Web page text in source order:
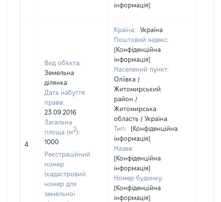
інформація]
4
Вид об'єкта:
Земельна
ділянка
Дата набуття
права:
23.09.2016
Загальна
площа (м2):
1000
Реєстраційний
номер
(кадастровий
номер для
земельної
Країна:
Україна
Поштовий індекс:
[Конфіденційна
інформація]
Населений пункт:
Оліївка /
Житомирський
район /
Житомирська
область / Україна
Тип:
[Конфіденційна
інформація]
Назва:
[Конфіденційна
інформація]
Номер будинку:
[Конфіденційна
інформація]